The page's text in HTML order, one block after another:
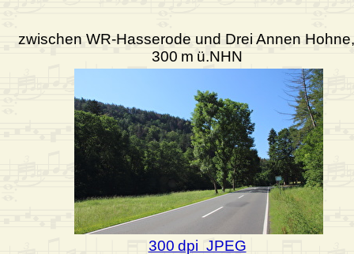
zwischen WR-Hasserode und Drei Annen
300 m ü.NHN
300 dpi JPEG